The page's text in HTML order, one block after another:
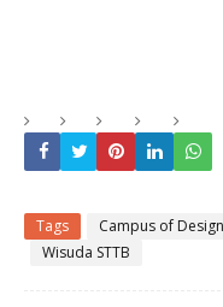
Tags Campus of Design
Wisuda STTB